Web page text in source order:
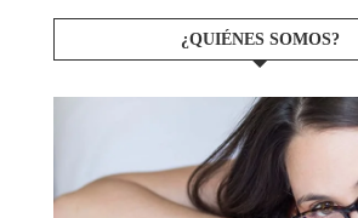
¿QUIÉNES SOMOS?